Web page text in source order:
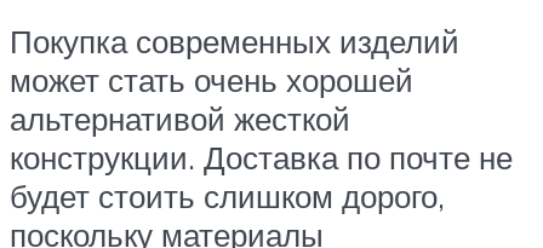
Покупка современных изделий
может стать очень хорошей
альтернативой жесткой
конструкции. Доставка по почте не
будет стоить слишком дорого,
поскольку материалы